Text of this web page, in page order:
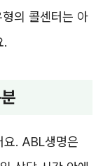
의 콜센터는 아
.
요. ABL생명은